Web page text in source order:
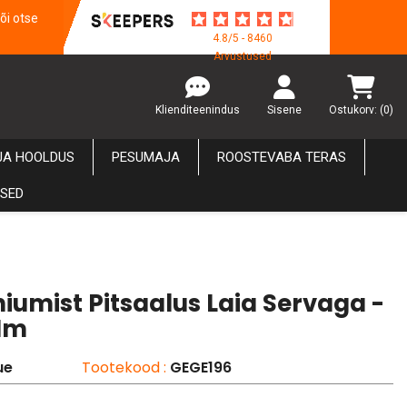
otse
4.8/5 - 8460
Arvustused
Klienditeenindus Sisene Ostukorv: (0)
HOOLDUS PESUMAJA ROOSTEVABA TERAS
Pitsaalus Laia Servaga -
Tootekood : GEGE196